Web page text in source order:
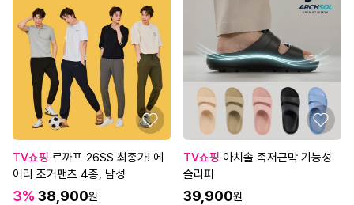
TV쇼핑
어리 조거팬츠 4종, 남성
3% 38,900원
TV쇼핑
슬리퍼
39,900원